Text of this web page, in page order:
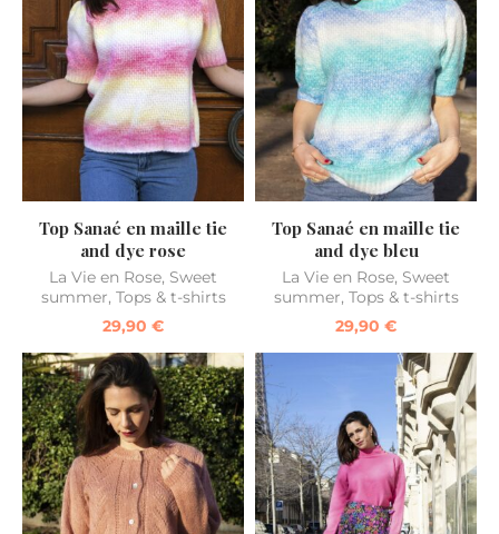
Top Sanaé en maille tie
and dye rose
La Vie en Rose, Sweet
summer, Tops & t-shirts
29,90 €
Top Sanaé en maille tie
and dye bleu
La Vie en Rose, Sweet
summer, Tops & t-shirts
29,90 €